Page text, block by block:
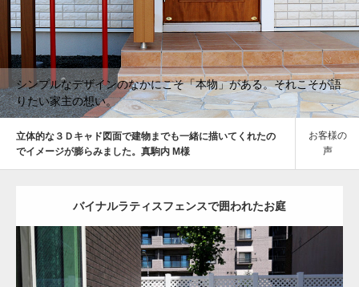
シンプルなデザインのなかにこそ「本物」がある。それこそが語
りたい家主の想い。
シンプルなデザインのなかにこそ「本物」がある。それこそが語
りたい家主の想い。
立体的な３Ｄキャド図面で建物までも一緒に描いてくれたの
でイメージが膨らみました。真駒内 M様
お客様の
声
バイナルラティスフェンスで囲われたお庭